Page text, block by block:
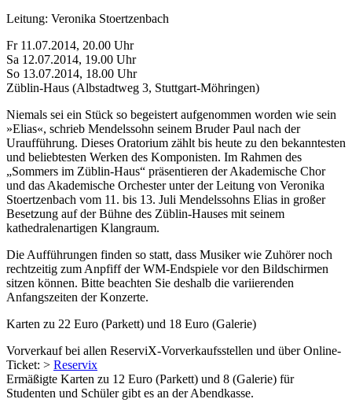
Leitung: Veronika Stoertzenbach
Fr 11.07.2014, 20.00 Uhr
Sa 12.07.2014, 19.00 Uhr
So 13.07.2014, 18.00 Uhr
Züblin-Haus (Albstadtweg 3, Stuttgart-Möhringen)
Niemals sei ein Stück so begeistert aufgenommen worden wie sein
»Elias«, schrieb Mendelssohn seinem Bruder Paul nach der
Uraufführung. Dieses Oratorium zählt bis heute zu den bekanntesten
und beliebtesten Werken des Komponisten. Im Rahmen des
„Sommers im Züblin-Haus“ präsentieren der Akademische Chor
und das Akademische Orchester unter der Leitung von Veronika
Stoertzenbach vom 11. bis 13. Juli Mendelssohns Elias in großer
Besetzung auf der Bühne des Züblin-Hauses mit seinem
kathedralenartigen Klangraum.
Die Aufführungen finden so statt, dass Musiker wie Zuhörer noch
rechtzeitig zum Anpfiff der WM-Endspiele vor den Bildschirmen
sitzen können. Bitte beachten Sie deshalb die variierenden
Anfangszeiten der Konzerte.
Karten zu 22 Euro (Parkett) und 18 Euro (Galerie)
Vorverkauf bei allen ReserviX-Vorverkaufsstellen und über Online-
Ticket: > Reservix
Ermäßigte Karten zu 12 Euro (Parkett) und 8 (Galerie) für
Studenten und Schüler gibt es an der Abendkasse.